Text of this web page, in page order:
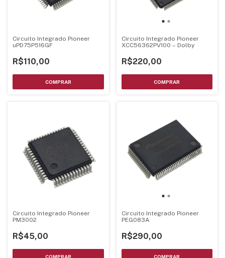
Circuito Integrado Pioneer
uPD75P516GF
R$110,00
Circuito Integrado Pioneer
XCC56362PV100 – Dolby
R$220,00
Circuito Integrado Pioneer
PM3002
R$45,00
Circuito Integrado Pioneer
PEG083A
R$290,00